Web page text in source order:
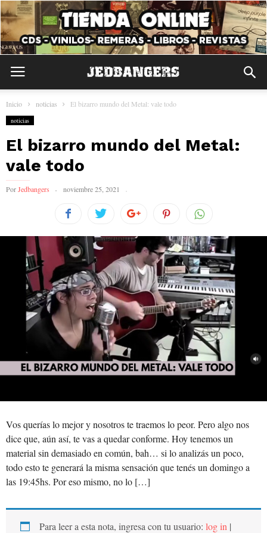
Inicio noticias El bizarro mundo del Metal: vale todo
noticias
El bizarro mundo del Metal:
vale todo
PorJedbangers noviembre 25, 2021
Vos querías lo mejor y nosotros te traemos lo peor. Pero algo nos
dice que, aún así, te vas a quedar conforme. Hoy tenemos un
material sin demasiado en común, bah… si lo analizás un poco,
todo esto te generará la misma sensación que tenés un domingo a
las 19:45hs. Por eso mismo, no lo […]
Para leer a esta nota, ingresa con tu usuario: log in |